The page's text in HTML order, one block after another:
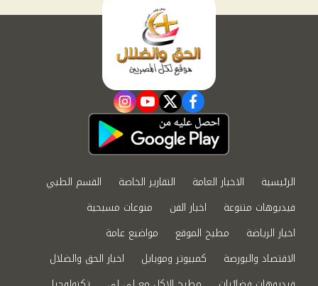
facebook
twitter
youtube
instagram
الرئيسية الاخبار العامة التقارير الخاصة
القسم الطبي
فيديوهات متنوعة
اخبار الفن
منوعات مسيحية
اخبار الرياضة
مطبخ الموقع
مواضيع عامة
الاقتصاد والبورصة
كمبيوتر وموبايل
اخبار الحق والضلال